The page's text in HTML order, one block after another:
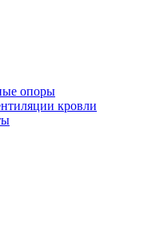
опоры
кровли